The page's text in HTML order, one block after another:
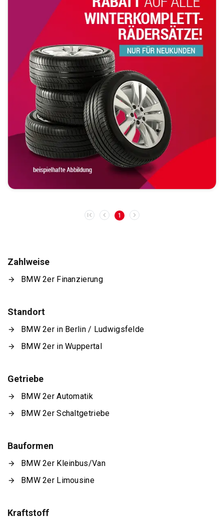
1
Zahlweise
BMW 2er Finanzierung
Standort
BMW 2er in Berlin / Ludwigsfelde
BMW 2er in Wuppertal
Getriebe
BMW 2er Automatik
BMW 2er Schaltgetriebe
Bauformen
BMW 2er Kleinbus/Van
BMW 2er Limousine
Kraftstoff